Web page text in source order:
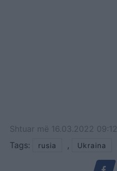
Shtuar më 16.03.2022 09:12
Tags:
rusia , Ukraina